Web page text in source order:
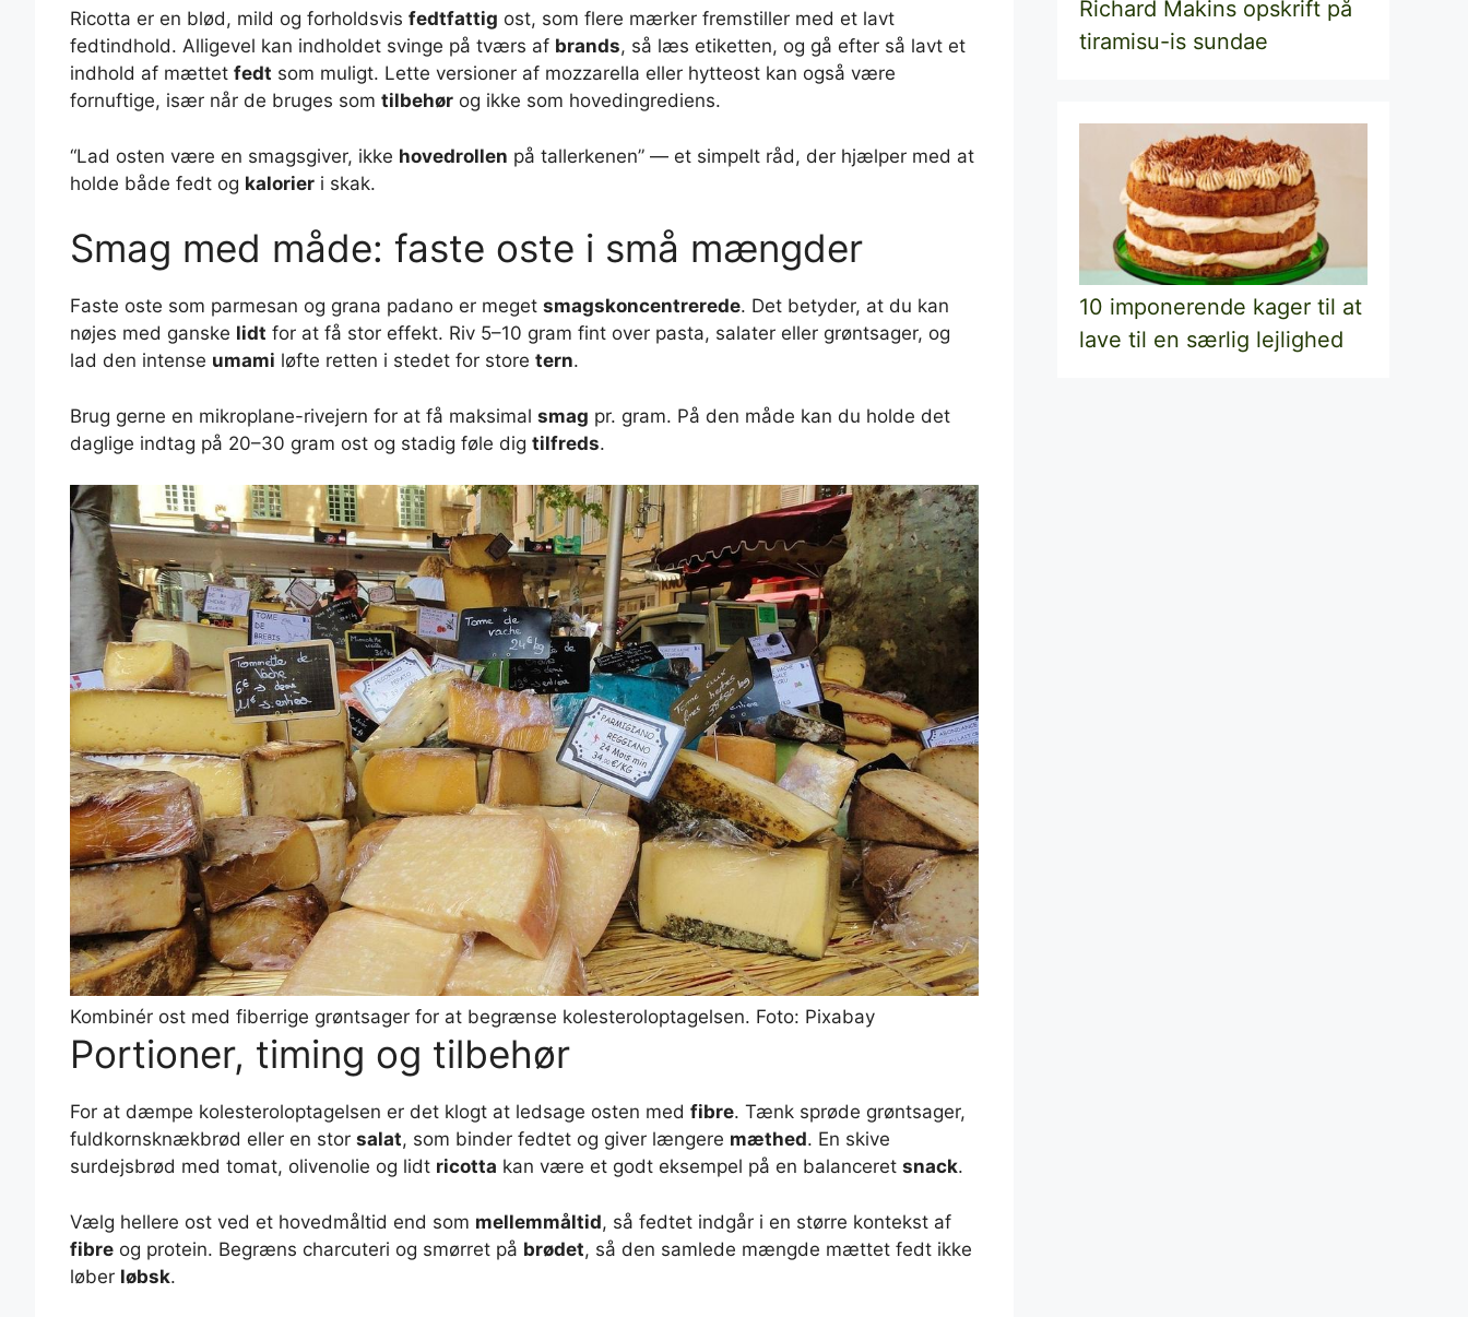
Ricotta er en blød, mild og forholdsvis fedtfattig ost, som flere mærker fremstiller med et lavt
fedtindhold. Alligevel kan indholdet svinge på tværs af brands, så læs etiketten, og gå efter så lavt et
indhold af mættet fedt som muligt. Lette versioner af mozzarella eller hytteost kan også være
fornuftige, især når de bruges som tilbehør og ikke som hovedingrediens.
“Lad osten være en smagsgiver, ikke hovedrollen på tallerkenen” — et simpelt råd, der hjælper med at
holde både fedt og kalorier i skak.
Smag med måde: faste oste i små mængder
Faste oste som parmesan og grana padano er meget smagskoncentrerede. Det betyder, at du kan
nøjes med ganske lidt for at få stor effekt. Riv 5–10 gram fint over pasta, salater eller grøntsager, og
lad den intense umami løfte retten i stedet for store tern.
Brug gerne en mikroplane-rivejern for at få maksimal smag pr. gram. På den måde kan du holde det
daglige indtag på 20–30 gram ost og stadig føle dig tilfreds.
Kombinér ost med fiberrige grøntsager for at begrænse kolesteroloptagelsen. Foto: Pixabay
Portioner, timing og tilbehør
For at dæmpe kolesteroloptagelsen er det klogt at ledsage osten med fibre. Tænk sprøde grøntsager,
fuldkornsknækbrød eller en stor salat, som binder fedtet og giver længere mæthed. En skive
surdejsbrød med tomat, olivenolie og lidt ricotta kan være et godt eksempel på en balanceret snack.
Vælg hellere ost ved et hovedmåltid end som mellemmåltid, så fedtet indgår i en større kontekst af
fibre og protein. Begræns charcuteri og smørret på brødet, så den samlede mængde mættet fedt ikke
løber løbsk.
Richard Makins opskrift på
tiramisu-is sundae
10 imponerende kager til at
lave til en særlig lejlighed